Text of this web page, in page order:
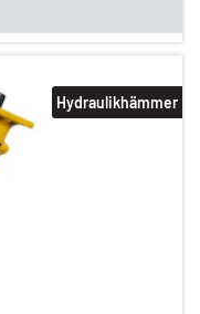
Hydraulikhämmer